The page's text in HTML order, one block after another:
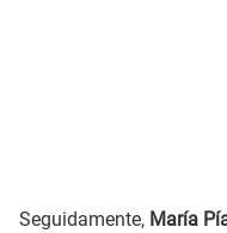
Seguidamente, María